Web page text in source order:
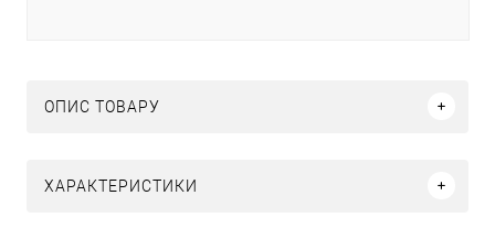
ОПИС ТОВАРУ
ХАРАКТЕРИСТИКИ